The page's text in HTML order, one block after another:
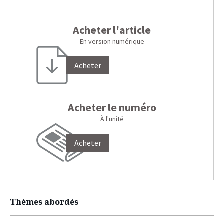
Acheter l'article
En version numérique
Acheter
Acheter le numéro
À l'unité
Acheter
Thèmes abordés